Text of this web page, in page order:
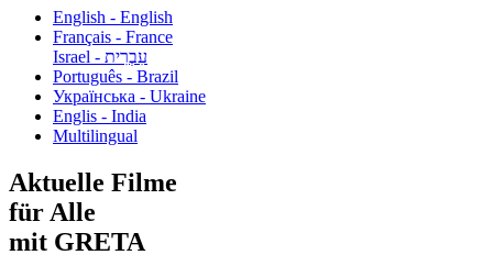
English - English
Français - France
עִבְרִית - Israel
Português - Brazil
Українська - Ukraine
Englis - India
Multilingual
Aktuelle Filme
für Alle
mit GRETA